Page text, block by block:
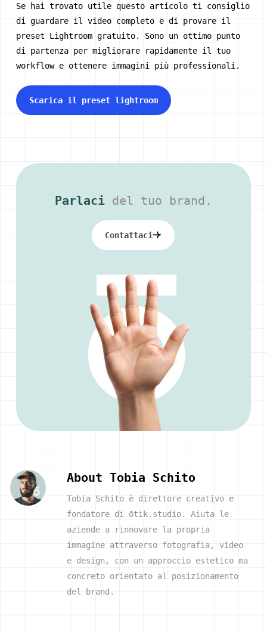
Se hai trovato utile questo articolo ti consiglio
di guardare il video completo e di provare il
preset Lightroom gratuito. Sono un ottimo punto
di partenza per migliorare rapidamente il tuo
workflow e ottenere immagini più professionali.
Scarica il preset lightroom
Parlacidel tuo brand.
Contattaci
About Tobia Schito
Tobia Schito è direttore creativo e
fondatore di ōtik.studio. Aiuta le
aziende a rinnovare la propria
immagine attraverso fotografia, video
e design, con un approccio estetico ma
concreto orientato al posizionamento
del brand.